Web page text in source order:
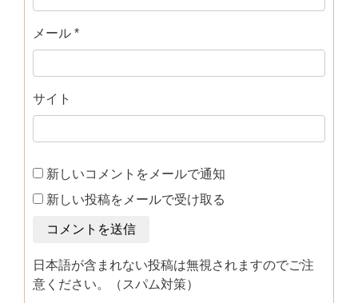
メール *
サイト
新しいコメントをメールで通知
新しい投稿をメールで受け取る
日本語が含まれない投稿は無視されますのでご注
意ください。（スパム対策）